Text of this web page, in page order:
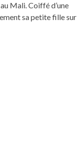
Mali. Coiffé d’une
sa petite fille sur